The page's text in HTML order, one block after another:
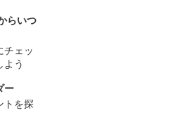
らいつ
チェッ
よう
ー
トを探